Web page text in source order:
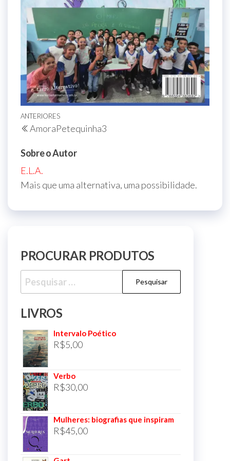
Navegação
de
Post
Post
anterior
ANTERIORES
AmoraPetequinha3
Sobre o Autor
E.L.A.
Mais que uma alternativa, uma possibilidade.
PROCURAR PRODUTOS
Pesquisar
por:
LIVROS
Intervalo Poético
R$5,00
Verbo
R$30,00
Mulheres: biografias que inspiram
R$45,00